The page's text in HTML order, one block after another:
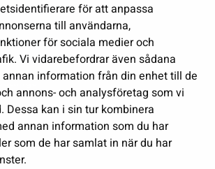
för att anpassa
till användarna,
för sociala medier och
Vi vidarebefordrar även sådana
information från din enhet till de
annons- och analysföretag som vi
Dessa kan i sin tur kombinera
annan information som du har
som de har samlat in när du har